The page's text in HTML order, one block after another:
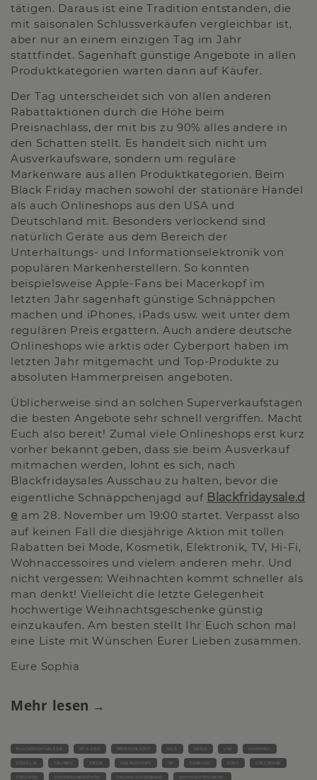
tätigen. Daraus ist eine Tradition entstanden, die
mit saisonalen Schlussverkäufen vergleichbar ist,
aber nur an einem einzigen Tag im Jahr
stattfindet. Sagenhaft günstige Angebote in allen
Produktkategorien warten dann auf Käufer.
Der Tag unterscheidet sich von allen anderen
Rabattaktionen durch die Höhe beim
Preisnachlass, der mit bis zu 90% alles andere in
den Schatten stellt. Es handelt sich nicht um
Ausverkaufsware, sondern um reguläre
Markenware aus allen Produktkategorien. Beim
Black Friday machen sowohl der stationäre Handel
als auch Onlineshops aus den USA und
Deutschland mit. Besonders verlockend sind
natürlich Geräte aus dem Bereich der
Unterhaltungs- und Informationselektronik von
populären Markenherstellern. So konnten
beispielsweise Apple-Fans bei Macerkopf im
letzten Jahr sagenhaft günstige Schnäppchen
machen und iPhones, iPads usw. weit unter dem
regulären Preis ergattern. Auch andere deutsche
Onlineshops wie arktis oder Cyberport haben im
letzten Jahr mitgemacht und Top-Produkte zu
absoluten Hammerpreisen angeboten.
Üblicherweise sind an solchen Superverkaufstagen
die besten Angebote sehr schnell vergriffen. Macht
Euch also bereit! Zumal viele Onlineshops erst kurz
vorher bekannt geben, dass sie beim Ausverkauf
mitmachen werden, lohnt es sich, nach
Blackfridaysales Ausschau zu halten, bevor die
eigentliche Schnäppchenjagd auf Blackfridaysale.d
e am 28. November um 19:00 startet. Verpasst also
auf keinen Fall die diesjährige Aktion mit tollen
Rabatten bei Mode, Kosmetik, Elektronik, TV, Hi-Fi,
Wohnaccessoires und vielem anderen mehr. Und
nicht vergessen: Weihnachten kommt schneller als
man denkt! Vielleicht die letzte Gelegenheit
hochwertige Weihnachtsgeschenke günstig
einzukaufen. Am besten stellt Ihr Euch schon mal
eine Liste mit Wünschen Eurer Lieben zusammen.
Eure Sophia
Mehr lesen
BLACKFRIDAYSALE.DE 29.11.2013 PREISSCHLACHT SALE DEALS USA SHOPPING
DOUGLAS TRIUMPH DIESEL ONLINESHOPS HP SAMSUNG SONY GESCHENKE
GROUPON SHOPPINGMARATHON ONLINE-AUSVERKAUF WEIHNACHTEN REISE-